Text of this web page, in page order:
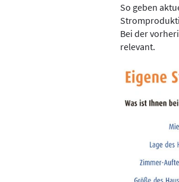
So geben
Bei der
relevant.